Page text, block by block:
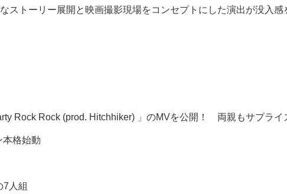
ストーリー展開と映画撮影現場をコンセプトにした演出が没入
Rock Rock (prod. Hitchhiker) 」のMVを公開！ 両親もサプライ
本格始動
人組